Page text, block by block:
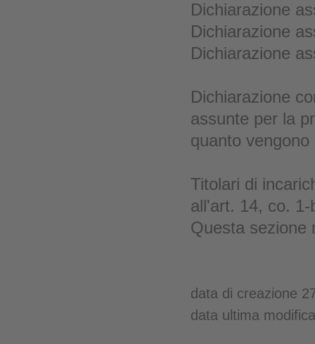
Dichiarazione
Dichiarazione
Dichiarazione
Dichiarazione
assunte per la
quanto
Titolari di
all'art. 14, co.
Questa sezione
data di creazione
data ultima